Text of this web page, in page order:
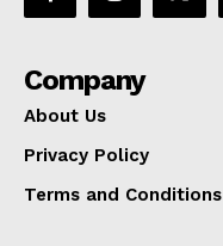
Company
About Us
Privacy Policy
Terms and Conditions